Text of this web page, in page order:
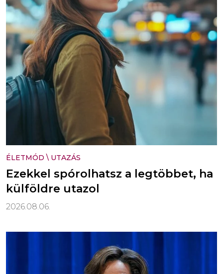
ÉLETMÓD \ UTAZÁS
Ezekkel spórolhatsz a legtöbbet, ha
külföldre utazol
2026.08.06.